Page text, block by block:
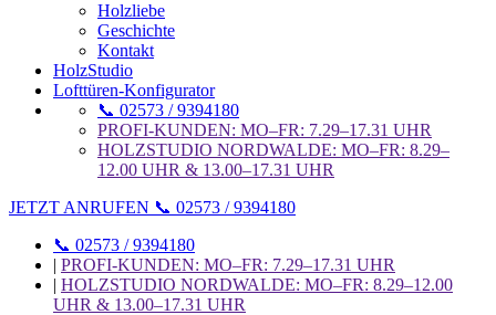
Holzliebe
Geschichte
Kontakt
HolzStudio
Lofttüren-Konfigurator
📞 02573 / 9394180
PROFI-KUNDEN: MO–FR: 7.29–17.31 UHR
HOLZSTUDIO NORDWALDE: MO–FR: 8.29–
12.00 UHR & 13.00–17.31 UHR
JETZT ANRUFEN 📞 02573 / 9394180
📞 02573 / 9394180
| PROFI-KUNDEN: MO–FR: 7.29–17.31 UHR
| HOLZSTUDIO NORDWALDE: MO–FR: 8.29–12.00
UHR & 13.00–17.31 UHR